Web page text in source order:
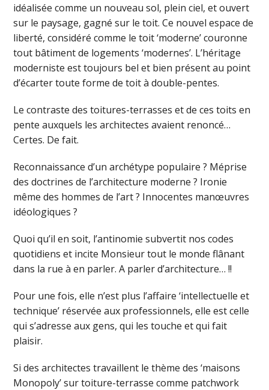
idéalisée comme un nouveau sol, plein ciel, et ouvert
sur le paysage, gagné sur le toit. Ce nouvel espace de
liberté, considéré comme le toit ‘moderne’ couronne
tout bâtiment de logements ‘modernes’. L’héritage
moderniste est toujours bel et bien présent au point
d’écarter toute forme de toit à double-pentes.
Le contraste des toitures-terrasses et de ces toits en
pente auxquels les architectes avaient renoncé…
Certes. De fait.
Reconnaissance d’un archétype populaire ? Méprise
des doctrines de l’architecture moderne ? Ironie
même des hommes de l’art ? Innocentes manœuvres
idéologiques ?
Quoi qu’il en soit, l’antinomie subvertit nos codes
quotidiens et incite Monsieur tout le monde flânant
dans la rue à en parler. A parler d’architecture… !!
Pour une fois, elle n’est plus l’affaire ‘intellectuelle et
technique’ réservée aux professionnels, elle est celle
qui s’adresse aux gens, qui les touche et qui fait
plaisir.
Si des architectes travaillent le thème des ‘maisons
Monopoly’ sur toiture-terrasse comme patchwork